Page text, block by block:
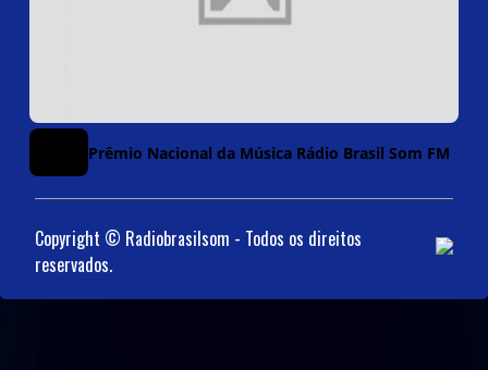
Prêmio Nacional da Música Rádio Brasil Som FM
Copyright © Radiobrasilsom - Todos os direitos
reservados.